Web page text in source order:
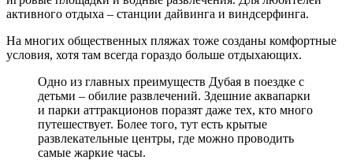
активного отдыха – станции дайвинга и виндсерфинга.
На многих общественных пляжах тоже созданы комфортные
условия, хотя там всегда гораздо больше отдыхающих.
Одно из главных преимуществ Дубая в поездке с
детьми – обилие развлечений. Здешние аквапарки
и парки аттракционов поразят даже тех, кто много
путешествует. Более того, тут есть крытые
развлекательные центры, где можно проводить
самые жаркие часы.